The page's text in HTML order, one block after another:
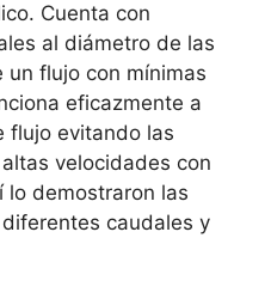
Cuenta con
al diámetro de las
flujo con mínimas
eficazmente a
flujo evitando las
velocidades con
demostraron las
caudales y